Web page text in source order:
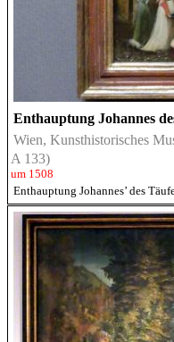
Enthauptung Johannes
Wien, Kunsthistorisches
A 133)
um 1508
Enthauptung Johannes’ des